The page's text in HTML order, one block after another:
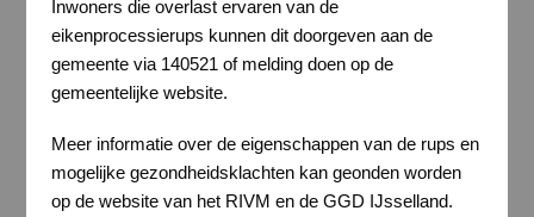
Inwoners die overlast ervaren van de
eikenprocessierups kunnen dit doorgeven aan de
gemeente via 140521 of melding doen op de
gemeentelijke website.
Meer informatie over de eigenschappen van de rups en
mogelijke gezondheidsklachten kan geonden worden
op de website van het RIVM en de GGD IJsselland.